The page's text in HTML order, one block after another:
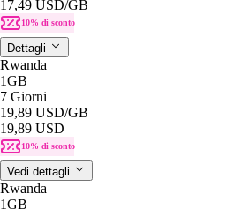
17,49 USD/GB
10% di sconto
Dettagli
Rwanda
1GB
7 Giorni
19,89 USD/GB
19,89 USD
10% di sconto
Vedi dettagli
Rwanda
1GB